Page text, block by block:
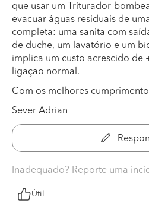
que usar um Triturador-
evacuar águas residuais de
completa: uma sanita com
de duche, um lavatório e um
implica um custo acrescido de
ligaçao normal.
Com os melhores
Sever Adrian
Inadequado? Reporte uma
Útil